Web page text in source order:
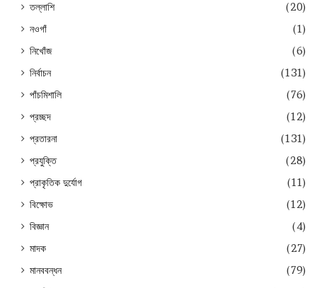
তল্লাশি
(20)
নওগাঁ
(1)
নিখোঁজ
(6)
নির্বাচন
(131)
পাঁচমিশালি
(76)
প্রচ্ছদ
(12)
প্রতারনা
(131)
প্রযুক্তি
(28)
প্রাকৃতিক দুর্যোগ
(11)
বিক্ষোভ
(12)
বিজ্ঞান
(4)
মাদক
(27)
মানববন্ধন
(79)